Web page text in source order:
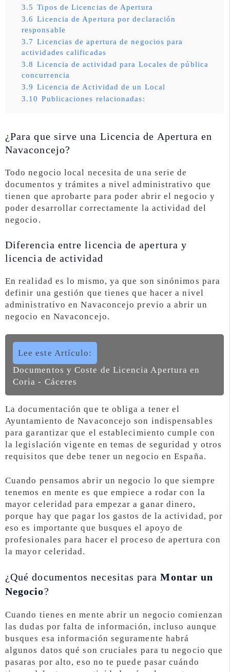
3.5 Tipos de Licencias de Apertura
3.6 Licencia de Apertura por declaración
responsable
3.7 Licencias de apertura de negocios para
actividades calificadas
3.8 Licencia de actividad para Locales de pública
concurrencia
3.9 Licencia de Actividad de un Local
3.10 Publicaciones relacionadas:
¿Para que sirve una Licencia de Apertura en
Navaconcejo?
Todo negocio local necesita de una serie de
documentos y trámites a nivel administrativo que
tienen que aprobarte para poder abrir el negocio y
poder desarrollar correctamente la actividad del
negocio.
Diferencia entre licencia de apertura y
licencia de actividad
En realidad es lo mismo, ya que son sinónimos para
definir una gestión que tienes que hacer a nivel
administrativo en Navaconcejo previo a abrir un
negocio en Navaconcejo.
Lee este Artículo:
Documentos y Coste de Licencia Apertura en
Coria - Cáceres
La documentación que te obliga a tener el
Ayuntamiento de Navaconcejo son indispensables
para garantizar que el establecimiento cumple con
la legislación vigente en temas de seguridad y otros
requisitos que debe tener un negocio en España.
Cuando pensamos abrir un negocio lo que siempre
tenemos en mente es que empiece a rodar con la
mayor celeridad para empezar a ganar dinero,
porque hay que pagar los gastos de la actividad, por
eso es importante que busques el apoyo de
profesionales para hacer el proceso de apertura con
la mayor celeridad.
¿Qué documentos necesitas paraMontar un
Negocio?
Cuando tienes en mente abrir un negocio comienzan
las dudas por falta de información, incluso aunque
busques esa información seguramente habrá
algunos datos qué son cruciales para tu negocio que
pasaras por alto, eso no te puede pasar cuándo